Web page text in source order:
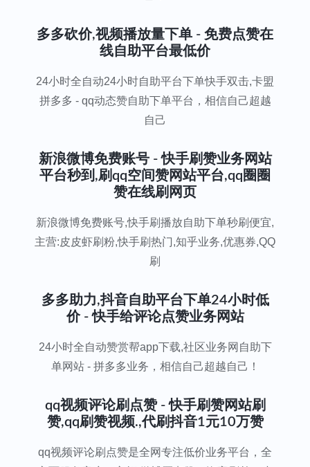
多多砍价,视频播放量下单 - 免费点赞在
线自助平台最低价
24小时全自动24小时自助平台下单快手双击,卡盟
拼多多 - qq动态赞自助下单平台，相信自己超越
自己
新浪微博免费账号 - 快手刷赞业务网站
平台秒到,刷qq空间赞网站平台,qq圈圈
赞在线刷网页
新浪微博免费账号,快手刷播放自助下单秒刷便宜,
主营:皮皮虾刷粉,快手刷热门,知乎业务,优惠券,QQ
刷
多多助力,抖音自助平台下单24小时低
价 - 快手给评论点赞业务网站
24小时全自动赞赏帮app下载,社区业务网自助下
单网站 - 拼多多业务，相信自己超越自己！
qq视频评论刷点赞 - 快手刷赞网站刷
赞,qq刷赞视频.,代刷抖音1元10万赞
qq视频评论刷点赞是全网专注低价业务平台，全